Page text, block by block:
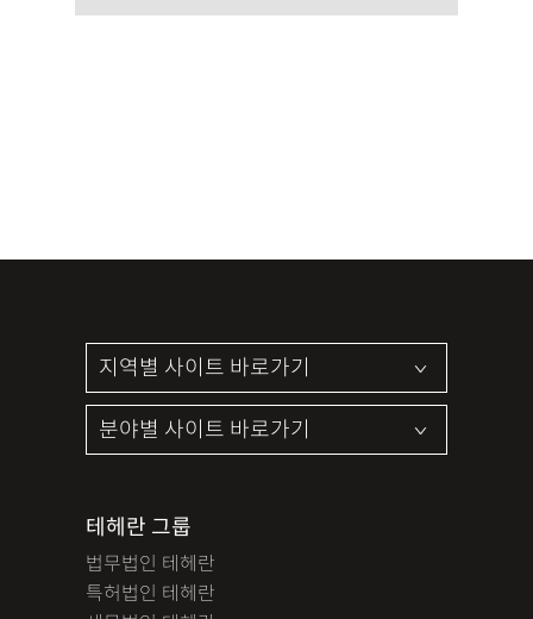
테헤란 그룹
법무법인 테헤란
특허법인 테헤란